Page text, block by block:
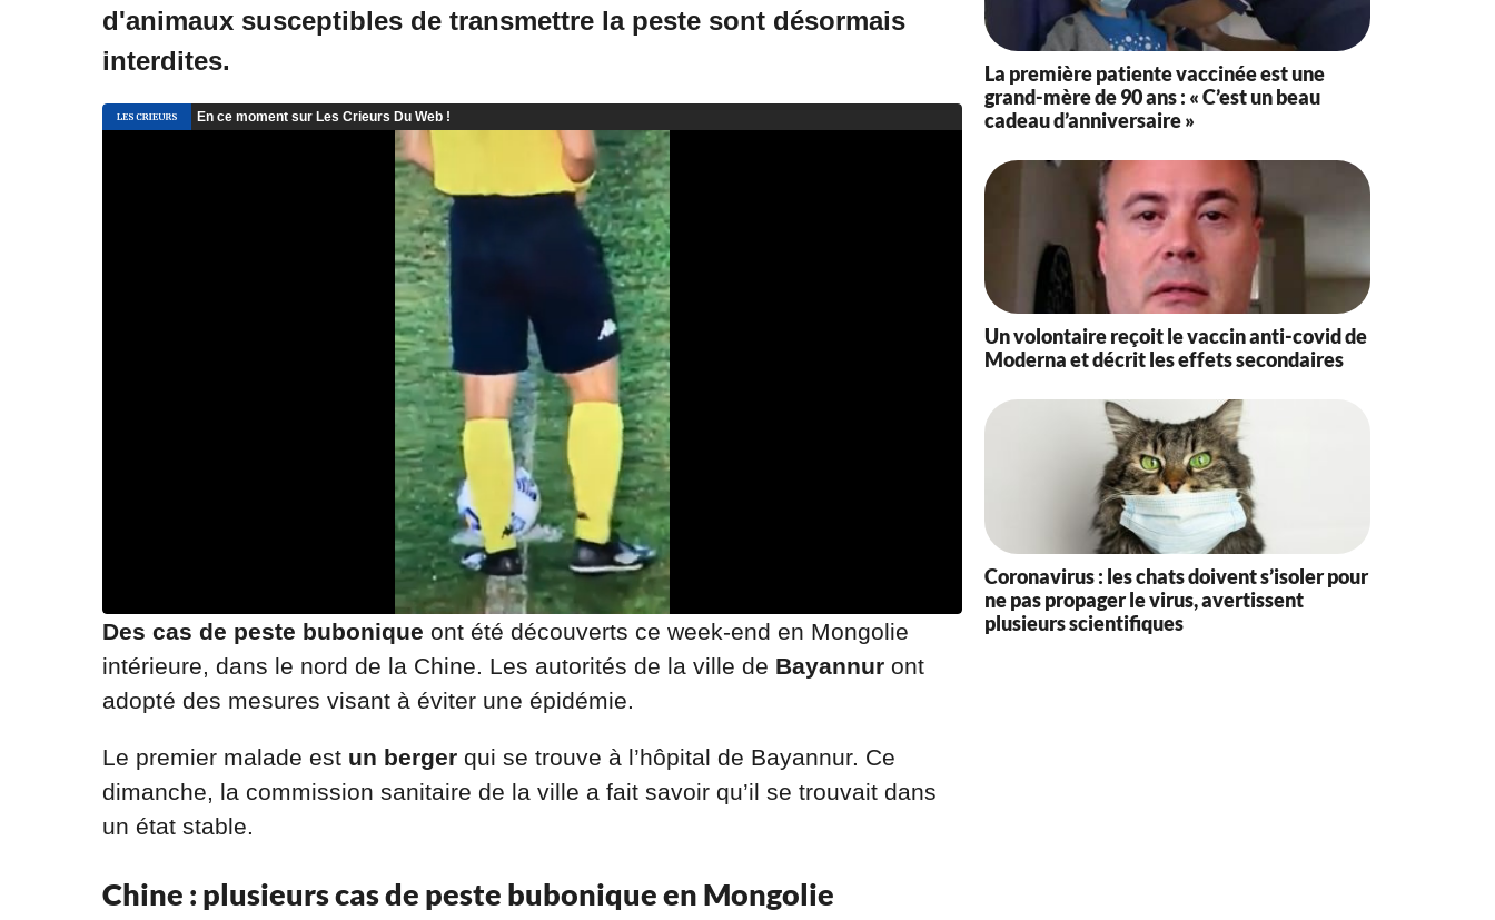
0
7
0
à
1
1
:
5
3
d'animaux susceptibles de transmettre la peste sont désormais
interdites.
Des cas de peste bubonique ont été découverts ce week-end en Mongolie
intérieure, dans le nord de la Chine. Les autorités de la ville de Bayannur ont
adopté des mesures visant à éviter une épidémie.
Le premier malade est un berger qui se trouve à l’hôpital de Bayannur. Ce
dimanche, la commission sanitaire de la ville a fait savoir qu’il se trouvait dans
un état stable.
Chine : plusieurs cas de peste bubonique en Mongolie
La première patiente vaccinée est une
grand-mère de 90 ans : « C’est un beau
cadeau d’anniversaire »
Un volontaire reçoit le vaccin anti-covid de
Moderna et décrit les effets secondaires
Coronavirus : les chats doivent s’isoler pour
ne pas propager le virus, avertissent
plusieurs scientifiques